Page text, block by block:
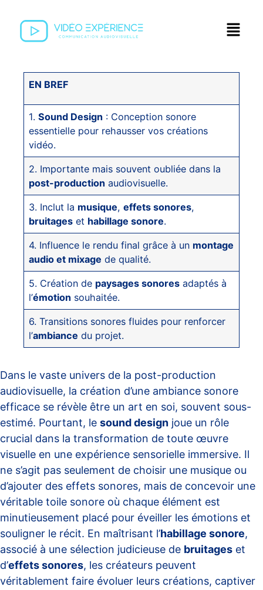
EN BREF
1.Sound Design : Conception sonore
essentielle pour rehausser vos créations
vidéo.
2. Importante mais souvent oubliée dans la
post-production audiovisuelle.
3. Inclut la musique,effets sonores,
bruitages et habillage sonore.
4. Influence le rendu final grâce à un montage
audio et mixage de qualité.
5. Création de paysages sonores adaptés à
l’émotion souhaitée.
6. Transitions sonores fluides pour renforcer
l’ambiance du projet.
Dans le vaste univers de la post-production
audiovisuelle, la création d’une ambiance sonore
efficace se révèle être un art en soi, souvent sous-
estimé. Pourtant, le sound design joue un rôle
crucial dans la transformation de toute œuvre
visuelle en une expérience sensorielle immersive. Il
ne s’agit pas seulement de choisir une musique ou
d’ajouter des effets sonores, mais de concevoir une
véritable toile sonore où chaque élément est
minutieusement placé pour éveiller les émotions et
souligner le récit. En maîtrisant l’habillage sonore,
associé à une sélection judicieuse de bruitages et
d’effets sonores, les créateurs peuvent
véritablement faire évoluer leurs créations, captiver